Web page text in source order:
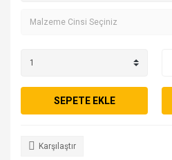
SEPETE EKLE
Karşılaştır